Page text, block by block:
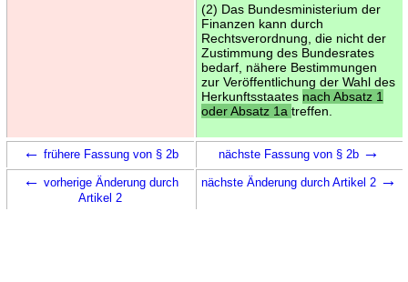
(2) Das Bundesministerium der
Finanzen kann durch
Rechtsverordnung, die nicht der
Zustimmung des Bundesrates
bedarf, nähere Bestimmungen
zur Veröffentlichung der Wahl des
Herkunftsstaates nach Absatz 1
oder Absatz 1a treffen.
← frühere Fassung von § 2b nächste Fassung von § 2b →
← vorherige Änderung durch
Artikel 2
nächste Änderung durch Artikel 2 →